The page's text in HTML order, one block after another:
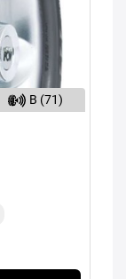
B (71)